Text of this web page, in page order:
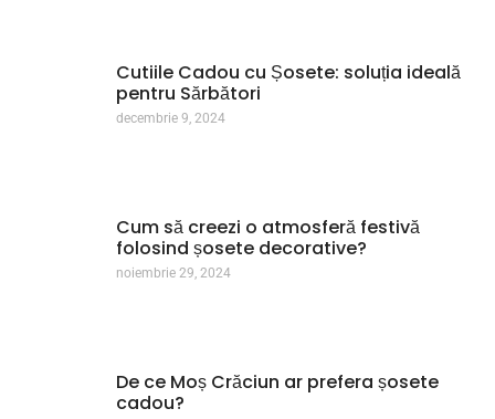
Cutiile Cadou cu Șosete: soluția ideală
pentru Sărbători
decembrie 9, 2024
Cum să creezi o atmosferă festivă
folosind șosete decorative?
noiembrie 29, 2024
De ce Moș Crăciun ar prefera șosete
cadou?